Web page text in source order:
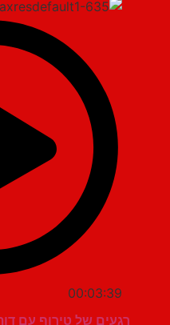
00:03:39
רגעים של טירוף עם דותן רביד